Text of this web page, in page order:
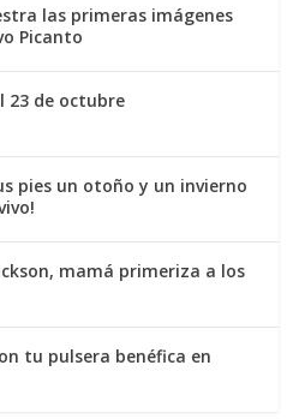
las primeras imágenes
Picanto
23 de octubre
pies un otoño y un invierno
mamá primeriza a los
tu pulsera benéfica en